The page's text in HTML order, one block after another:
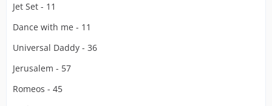
Jet Set - 11
Dance with me - 11
Universal Daddy - 36
Jerusalem - 57
Romeos - 45